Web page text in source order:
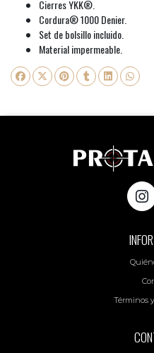
Cierres YKK®.
Cordura® 1000 Denier.
Set de bolsillo incluido.
Material impermeable.
Términos